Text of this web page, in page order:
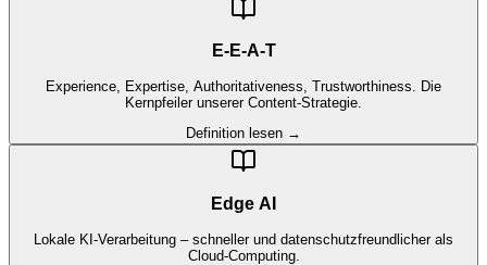
E-E-A-T
Experience, Expertise, Authoritativeness, Trustworthiness. Die
Kernpfeiler unserer Content-Strategie.
Definition lesen →
Edge AI
Lokale KI-Verarbeitung – schneller und datenschutzfreundlicher als
Cloud-Computing.